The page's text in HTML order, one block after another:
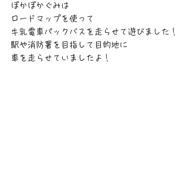
ぽかぽかぐみは
ロードマップを使って
牛乳電車パックバスを走らせて遊びました！
駅や消防署を目指して目的地に
車を走らせていましたよ！